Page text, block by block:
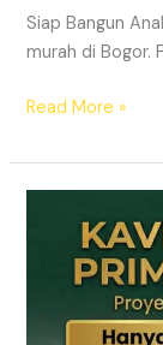
Siap Bangun
murah di Bogor.
Read More »
Hanjawong
Puncak
Bogor